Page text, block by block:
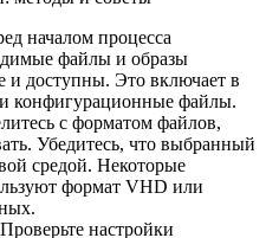
началом процесса
файлы и образы
и доступны. Это включает в
и конфигурационные файлы.
с форматом файлов,
Убедитесь, что выбранный
средой. Некоторые
формат VHD или
Проверьте настройки